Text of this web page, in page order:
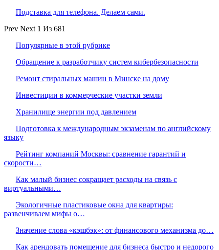
Подставка для телефона. Делаем сами.
Prev Next 1 Из 681
Популярные в этой рубрике
Обращение к разработчику систем кибербезопасности
Ремонт стиральных машин в Минске на дому
Инвестиции в коммерческие участки земли
Хранилище энергии под давлением
Подготовка к международным экзаменам по английскому
языку
Рейтинг компаний Москвы: сравнение гарантий и
скорости…
Как малый бизнес сокращает расходы на связь с
виртуальными…
Экологичные пластиковые окна для квартиры:
развенчиваем мифы о…
Значение слова «кэшбэк»: от финансового механизма до…
Как арендовать помещение для бизнеса быстро и недорого